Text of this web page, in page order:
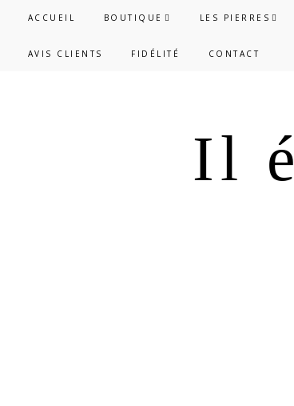
ACCUEIL BOUTIQUE LES PIERRES
AVIS CLIENTS FIDÉLITÉ CONTACT
Passer
Passer
Il